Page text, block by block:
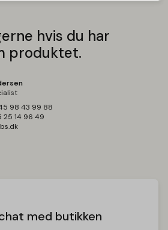
20 Hz - 20 kHz (+/- 0,5 dB)
> 90 dB
0,05% (1 kHz, 1 watt)
hvis du har
produktet.
98 43 99 88
25 14 96 49
med butikken